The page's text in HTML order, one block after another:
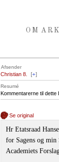
OM
Afsender
Christian 8. [+]
Resumé
Kommentarerne til dette
Se original
Hr Etatsraad
for Sagens og
Academiets